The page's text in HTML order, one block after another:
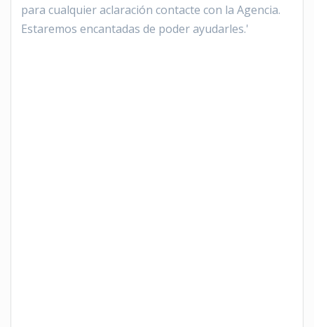
para cualquier aclaración contacte con la Agencia.
Estaremos encantadas de poder ayudarles.'